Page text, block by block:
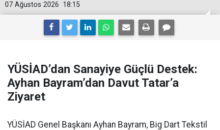
18:15
07 Ağustos 2026
YÜSİAD’dan Sanayiye Güçlü Destek:
Ayhan Bayram’dan Davut Tatar’a
Ziyaret
YÜSİAD Genel Başkanı Ayhan Bayram, Big Dart Tekstil